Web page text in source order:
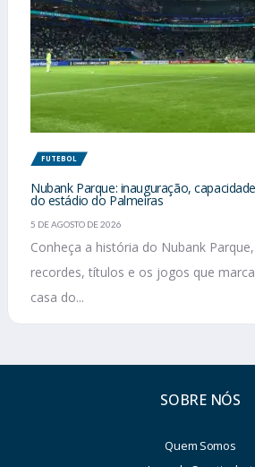
FUTEBOL
Nubank Parque: inauguração,
do estádio do Palmeiras
5 DE AGOSTO DE 2026
Conheça a história do Nubank
recordes, títulos e os jogos que
casa do...
SOBRE NÓS
Quem Somos